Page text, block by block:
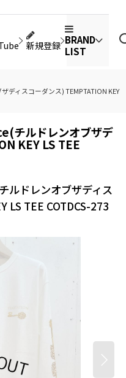
新規登録 BRAND
LIST
ィスコーダンス) TEMPTATION KEY
チルドレンオブザデ
KEY LS TEE
ドレンオブザディス
LS TEE COTDCS-273